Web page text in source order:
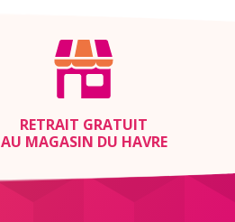
RETRAIT GRATUIT
AU MAGASIN DU HAVRE